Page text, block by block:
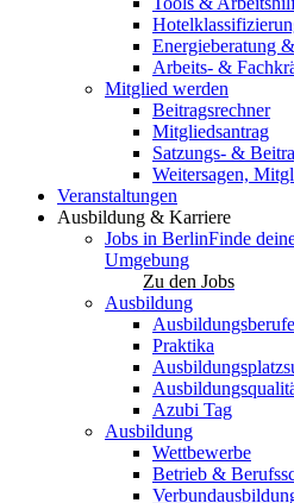
Energieberatung
Arbeits- &
Mitglied werden
Beitragsrechner
Mitgliedsantrag
Satzungs- &
Weitersagen,
Veranstaltungen
Ausbildung & Karriere
Jobs in BerlinFinde
Umgebung
Zu den Jobs
Ausbildung
Ausbildungsberufe
Praktika
Azubi Tag
Ausbildung
Wettbewerbe
Betrieb &